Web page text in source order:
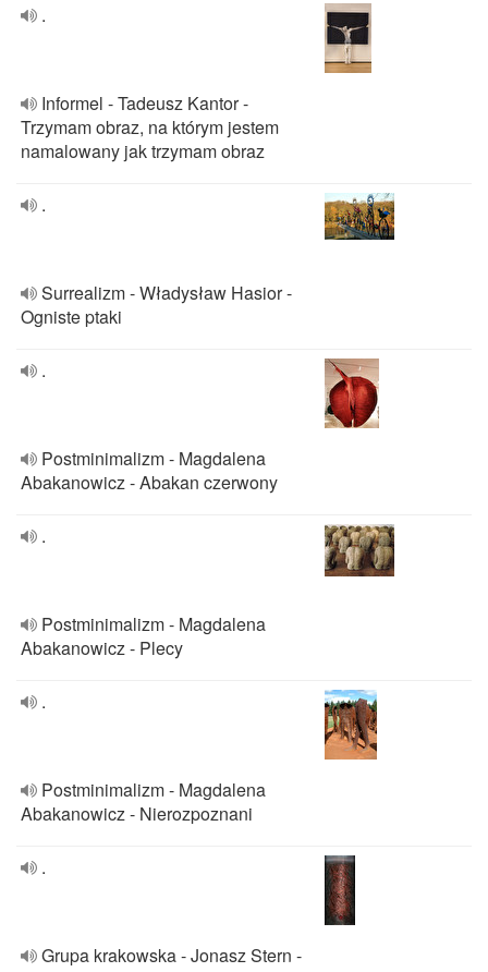
.
Informel - Tadeusz Kantor -
Trzymam obraz, na którym jestem
namalowany jak trzymam obraz
.
Surrealizm - Władysław Hasior -
Ogniste ptaki
.
Postminimalizm - Magdalena
Abakanowicz - Abakan czerwony
.
Postminimalizm - Magdalena
Abakanowicz - Plecy
.
Postminimalizm - Magdalena
Abakanowicz - Nierozpoznani
.
Grupa krakowska - Jonasz Stern -